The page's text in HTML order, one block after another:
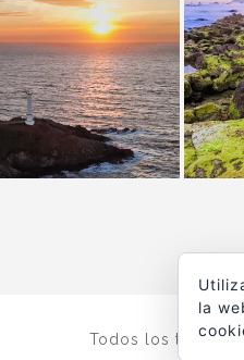
Todos los textos
la